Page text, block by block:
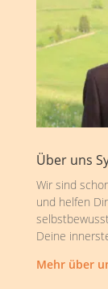
Über uns
Wir sind
und helfen
Deine
Mehr über